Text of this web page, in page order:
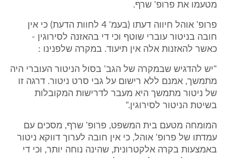
מטעמו את פרופ' שרף.
פרופ' אוהל חיווה דעתו (בעמ' 4 לחוות הדעת) כי אין
חובה בניטור עוברי שוטף וכי די בהאזנה לסירוגין -
כאשר להאזנות אלה אין תיעוד. במקרה שלפנינו :
"יש להדגיש שבמקרה של הגב' בסול הניטור העוברי היה
מתמשך, אמנם ללא רישום על גבי סרט ניטור. דרגה זו
של ניטור מתמשך היא מעבר לדרישות המקובלות
בשיטת הניטור לסירוגין."
המומחה מטעם בית המשפט, פרופ' שרף, מסכים עם
עמדתו של פרופ' אוהל, כי אין חובה לערוך דווקא ניטור
באמצעות בקרה אלקטרונית, שהינה נוחה יותר, וכי די